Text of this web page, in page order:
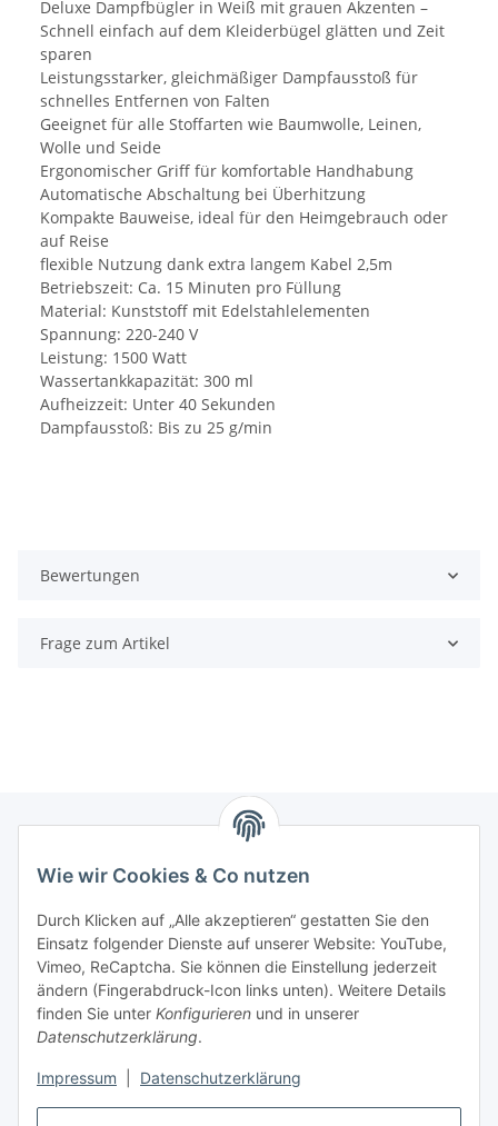
Wie wir Cookies & Co nutzen
Durch Klicken auf „Alle akzeptieren“ gestatten Sie den
Einsatz folgender Dienste auf unserer Website: YouTube,
Vimeo, ReCaptcha. Sie können die Einstellung jederzeit
ändern (Fingerabdruck-Icon links unten). Weitere Details
finden Sie unter Konfigurieren und in unserer
Datenschutzerklärung.
Impressum Datenschutzerklärung
Deluxe Dampfbügler in Weiß mit grauen Akzenten –
Schnell einfach auf dem Kleiderbügel glätten und Zeit
sparen
Leistungsstarker, gleichmäßiger Dampfausstoß für
schnelles Entfernen von Falten
Geeignet für alle Stoffarten wie Baumwolle, Leinen,
Wolle und Seide
Ergonomischer Griff für komfortable Handhabung
Automatische Abschaltung bei Überhitzung
Kompakte Bauweise, ideal für den Heimgebrauch oder
auf Reise
flexible Nutzung dank extra langem Kabel 2,5m
Betriebszeit: Ca. 15 Minuten pro Füllung
Material: Kunststoff mit Edelstahlelementen
Spannung: 220-240 V
Leistung: 1500 Watt
Wassertankkapazität: 300 ml
Aufheizzeit: Unter 40 Sekunden
Dampfausstoß: Bis zu 25 g/min
Bewertungen
Frage zum Artikel
Zahlungsmöglichkeiten
Versandinformationen
Gesetzliche Informationen